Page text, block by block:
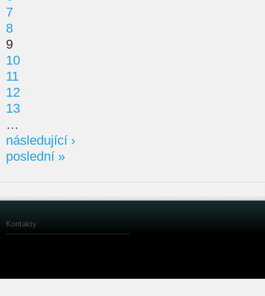
7
8
9
10
11
12
13
…
následující ›
poslední »
Kontakty